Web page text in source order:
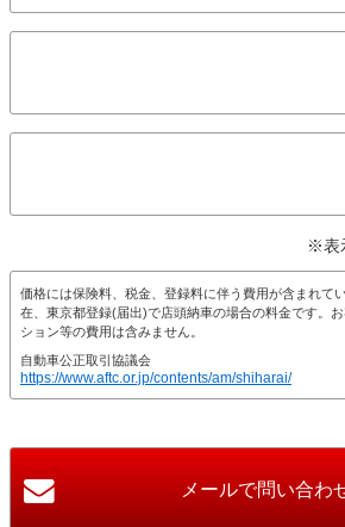
※表
価格には保険料、税金、登録料に伴う費用が含まれて
在、東京都登録(届出)で店頭納車の場合の料金です。
ション等の費用は含みません。
自動車公正取引協議会
https://www.aftc.or.jp/contents/am/shiharai/